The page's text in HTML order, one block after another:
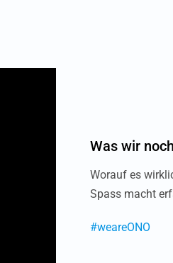
Was wir
Worauf es
Spass macht
#weareONO